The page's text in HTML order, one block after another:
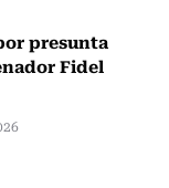
presunta
Fidel